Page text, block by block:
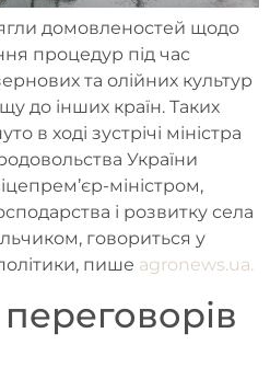
домовленостей щодо
процедур під час
та олійних культур
до інших країн. Таких
в ході зустрічі міністра
України
міністром,
і розвитку села
говориться у
пише agronews.ua.